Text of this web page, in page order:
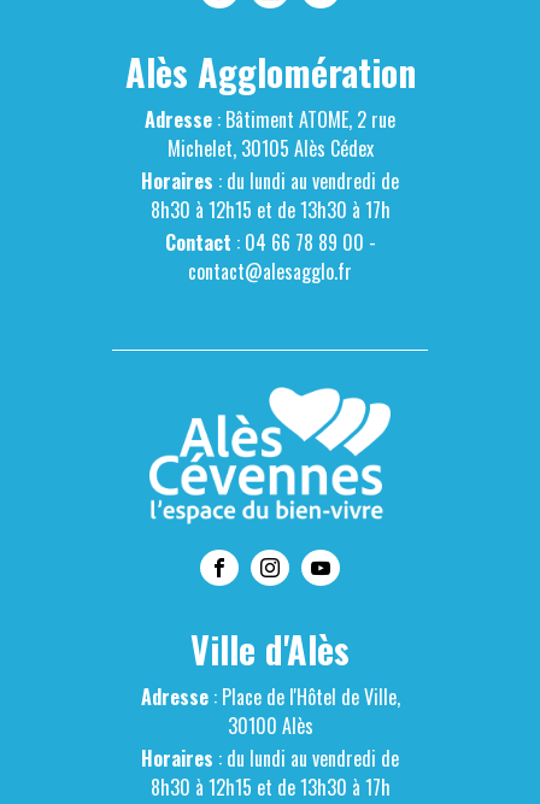
Alès Agglomération
Adresse : Bâtiment ATOME, 2 rue
Michelet, 30105 Alès Cédex
Horaires : du lundi au vendredi de
8h30 à 12h15 et de 13h30 à 17h
Contact : 04 66 78 89 00 -
contact@alesagglo.fr
Ville d'Alès
Adresse: Place de l'Hôtel de Ville,
30100 Alès
Horaires : du lundi au vendredi de
8h30 à 12h15 et de 13h30 à 17h